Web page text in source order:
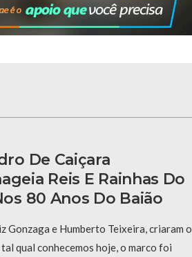
De Caiçara
Reis E Rainhas Do
80 Anos Do Baião
Gonzaga e Humberto Teixeira, criaram o
qual conhecemos hoje, o marco foi